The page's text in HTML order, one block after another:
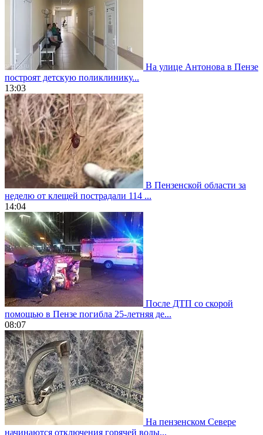
На улице Антонова в Пензе
построят детскую поликлинику...
13:03
В Пензенской области за
неделю от клещей пострадали 114 ...
14:04
После ДТП со скорой
помощью в Пензе погибла 25-летняя де...
08:07
На пензенском Севере
начинаются отключения горячей воды...